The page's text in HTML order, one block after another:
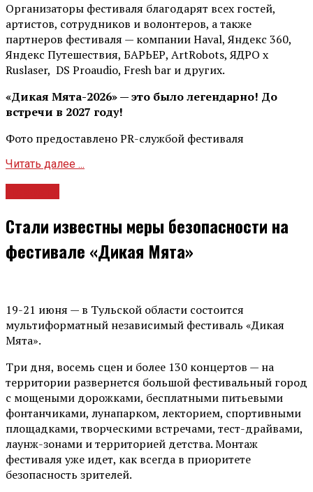
Организаторы фестиваля благодарят всех гостей,
артистов, сотрудников и волонтеров, а также
партнеров фестиваля — компании Haval, Яндекс 360,
Яндекс Путешествия, БАРЬЕР, ArtRobots, ЯДРО х
Ruslaser, DS Proaudio, Fresh bar и других.
«Дикая Мята-2026» — это было легендарно! До
встречи в 2027 году!
Фото предоставлено PR-службой фестиваля
Читать далее ...
Стали известны меры безопасности на
фестивале «Дикая Мята»
19-21 июня — в Тульской области состоится
мультиформатный независимый фестиваль «Дикая
Мята».
Три дня, восемь сцен и более 130 концертов — на
территории развернется большой фестивальный город
с мощеными дорожками, бесплатными питьевыми
фонтанчиками, лунапарком, лекторием, спортивными
площадками, творческими встречами, тест-драйвами,
лаунж-зонами и территорией детства. Монтаж
фестиваля уже идет, как всегда в приоритете
безопасность зрителей.